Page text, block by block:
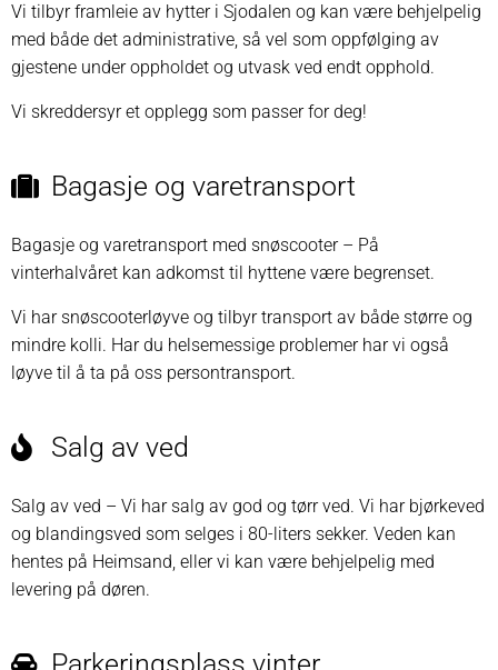
Vi tilbyr framleie av hytter i Sjodalen og kan være behjelpelig
med både det administrative, så vel som oppfølging av
gjestene under oppholdet og utvask ved endt opphold.
Vi skreddersyr et opplegg som passer for deg!
Bagasje og varetransport
Bagasje og varetransport med snøscooter – På
vinterhalvåret kan adkomst til hyttene være begrenset.
Vi har snøscooterløyve og tilbyr transport av både større og
mindre kolli. Har du helsemessige problemer har vi også
løyve til å ta på oss persontransport.
Salg av ved
Salg av ved – Vi har salg av god og tørr ved. Vi har bjørkeved
og blandingsved som selges i 80-liters sekker. Veden kan
hentes på Heimsand, eller vi kan være behjelpelig med
levering på døren.